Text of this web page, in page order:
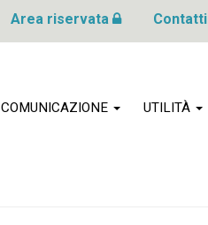
Area riservata Contatti
COMUNICAZIONE UTILITÀ